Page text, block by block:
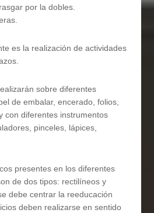
por la dobles.
es la realización de actividades
sobre diferentes
de embalar, encerado, folios,
con diferentes instrumentos
pinceles, lápices,
presentes en los diferentes
de dos tipos: rectilíneos y
debe centrar la reeducación
deben realizarse en sentido